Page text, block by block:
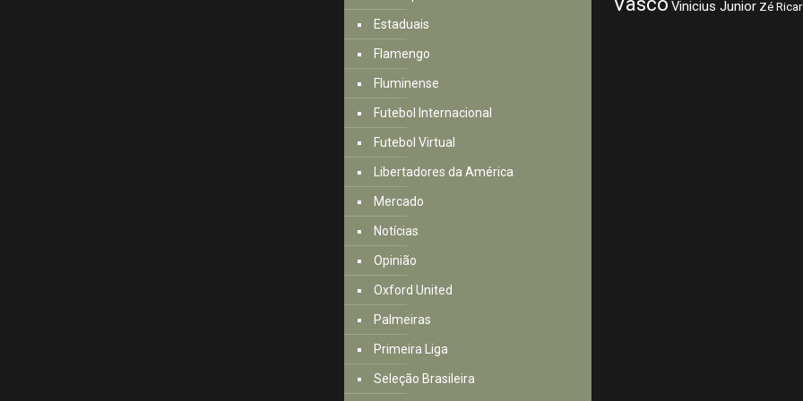
Estaduais
Flamengo
Fluminense
Futebol Internacional
Futebol Virtual
Libertadores da América
Mercado
Notícias
Opinião
Oxford United
Palmeiras
Primeira Liga
Seleção Brasileira
Vinicius Junior Zé